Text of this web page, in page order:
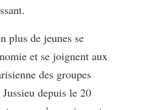
plus de jeunes se
et se joignent aux
des groupes
depuis le 20